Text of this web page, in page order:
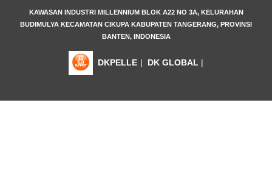
KAWASAN INDUSTRI MILLENNIUM BLOK A22 NO 3A, KELURAHAN
BUDIMULYA KECAMATAN CIKUPA KABUPATEN TANGERANG, PROVINSI
BANTEN, INDONESIA
DKPELLE | DK GLOBAL |